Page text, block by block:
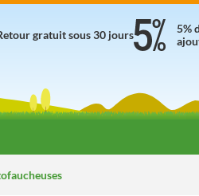
5%
gratuit sous 30 jours